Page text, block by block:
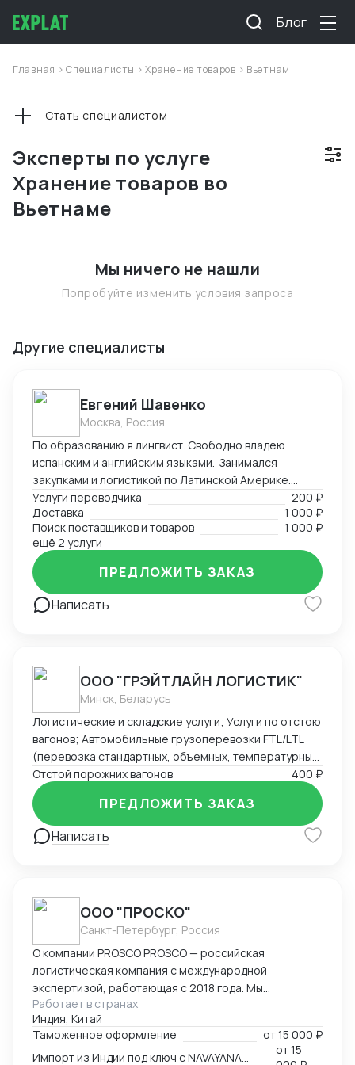
Блог
Главная >Специалисты >Хранение товаров > Вьетнам
Эксперты по услуге
Хранение товаров во
Вьетнаме
Стать специалистом
Мы ничего не нашли
Попробуйте изменить условия запроса
Другие специалисты
Евгений Шавенко
Москва, Россия
По образованию я лингвист. Свободно владею
испанским и английским языками. Занимался
закупками и логистикой по Латинской Америке.
Координировал, вел переговоры по закупке,
согласовал цены DDP. Перевозил товары до складов
компании. В данный момент занимаюсь
организацией импорта в Российскую Федерацию из
Америки. Знаком со всеми первичными документами
ВЭД.
Услуги переводчика
200 ₽
Доставка
1 000 ₽
Поиск поставщиков и товаров
1 000 ₽
ещё 2 услуги
Написать
ПРЕДЛОЖИТЬ ЗАКАЗ
ООО "ГРЭЙТЛАЙН ЛОГИСТИК"
Минск, Беларусь
Логистические и складские услуги; Услуги по отстою
вагонов; Автомобильные грузоперевозки FTL/LTL
(перевозка стандартных, объемных, температурных
и сборных грузов); Железнодорожные перевозки
FCL/LCL — комплексные услуги с гарантией качества
и соблюдением сроков.
Отстой порожних вагонов 400 ₽
Написать
ПРЕДЛОЖИТЬ ЗАКАЗ
ООО "ПРОСКО"
Санкт-Петербург, Россия
О компании PROSCO PROSCO — российская
логистическая компания с международной
экспертизой, работающая с 2018 года. Мы
предоставляем полный цикл логистических и
внешнеэкономических услуг: от международных
перевозок и таможенного оформления до
сопровождения и контрактной логистики. Основные
Работает в странах
Индия, Китай
Таможенное оформление
от15 000 ₽
от15